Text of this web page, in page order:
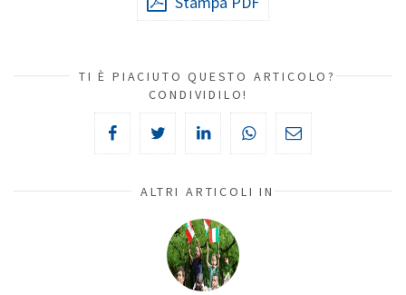
TI È PIACIUTO QUESTO ARTICOLO?
CONDIVIDILO!
ALTRI ARTICOLI IN